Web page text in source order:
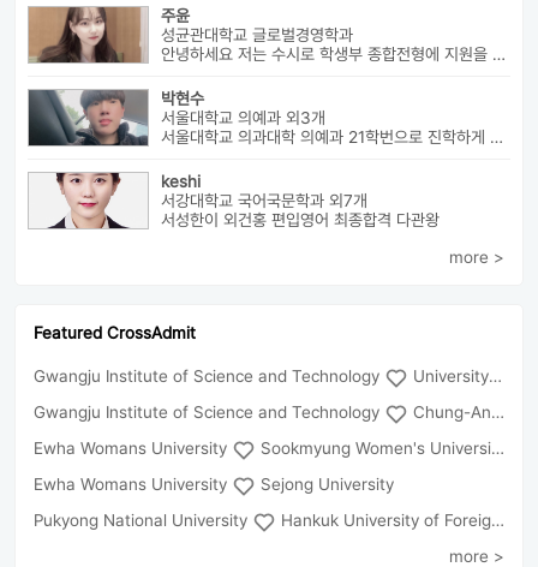
주윤
성균관대학교 글로벌경영학과
안녕하세요 저는 수시로 학생부 종합전형에 지원을 해 성균관 대학교 글로...
박현수
서울대학교 의예과 외3개
서울대학교 의과대학 의예과 21학번으로 진학하게 될 박현수라고 합니다~
keshi
서강대학교 국어국문학과 외7개
서성한이 외건홍 편입영어 최종합격 다관왕
more >
Featured CrossAdmit
Gwangju Institute of Science and Technology
University of Seoul
Gwangju Institute of Science and Technology
Chung-Ang University
Ewha Womans University
Sookmyung Women's University
Ewha Womans University
Sejong University
Pukyong National University
Hankuk University of Foreign Studies(Global Campus
more >